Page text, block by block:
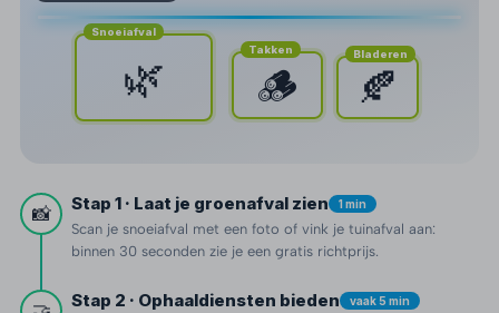
Snoeiafval
🌿
Takken
🪵
Bladeren
🍂
📸 Stap 1 · Laat je groenafval zien 1 min
Scan je snoeiafval met een foto of vink je tuinafval aan:
binnen 30 seconden zie je een gratis richtprijs.
Stap 2 · Ophaaldiensten bieden vaak 5 min